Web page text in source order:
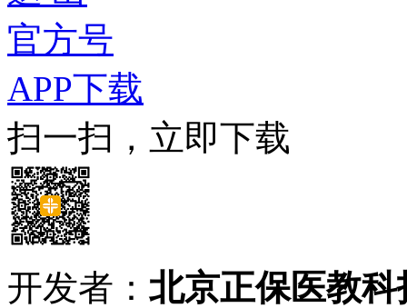
官方号
APP下载
扫一扫，立即下载
开发者： 北京正保医教